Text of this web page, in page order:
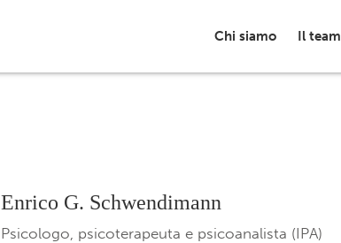
Chi siamo Il team
Enrico G. Schwendimann
Psicologo, psicoterapeuta e psicoanalista (IPA)